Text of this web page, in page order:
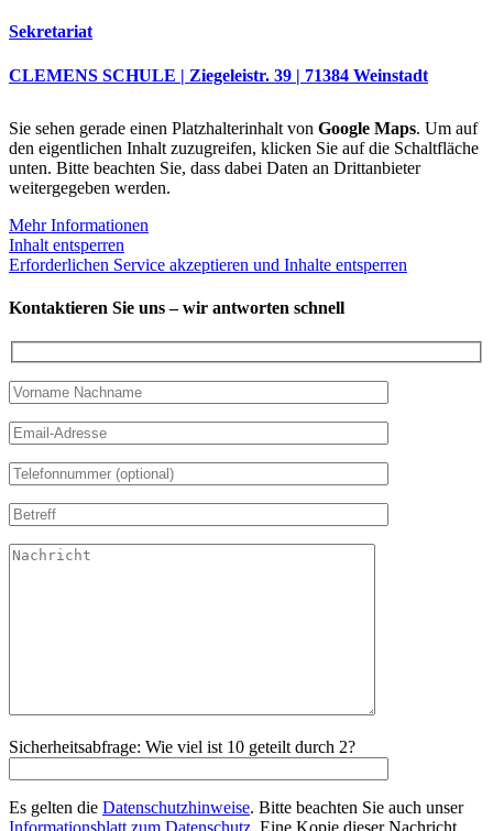
Sekretariat
CLEMENS SCHULE | Ziegeleistr. 39 | 71384 Weinstadt
Sie sehen gerade einen Platzhalterinhalt von Google Maps. Um auf
den eigentlichen Inhalt zuzugreifen, klicken Sie auf die Schaltfläche
unten. Bitte beachten Sie, dass dabei Daten an Drittanbieter
weitergegeben werden.
Mehr Informationen
Inhalt entsperren
Erforderlichen Service akzeptieren und Inhalte entsperren
Kontaktieren Sie uns – wir antworten schnell
Sicherheitsabfrage: Wie viel ist 10 geteilt durch 2?
Es gelten die Datenschutzhinweise. Bitte beachten Sie auch unser
Informationsblatt zum Datenschutz . Eine Kopie dieser Nachricht